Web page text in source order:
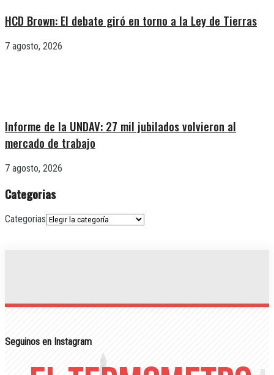
HCD Brown: El debate giró en torno a la Ley de Tierras
7 agosto, 2026
Informe de la UNDAV: 27 mil jubilados volvieron al
mercado de trabajo
7 agosto, 2026
Categorias
Categorias
Seguinos en Instagram